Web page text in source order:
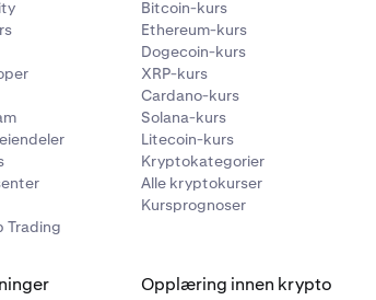
Trading
Bitcoin-kurs
Ethereum-kurs
Dogecoin-kurs
XRP-kurs
Cardano-kurs
Solana-kurs
Litecoin-kurs
Kryptokategorier
Alle kryptokurser
Kursprognoser
Opplæring innen krypto